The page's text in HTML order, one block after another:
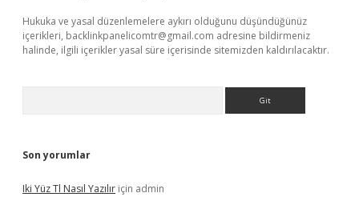
Hukuka ve yasal düzenlemelere aykırı olduğunu düşündüğünüz
içerikleri, backlinkpanelicomtr@gmail.com adresine bildirmeniz
halinde, ilgili içerikler yasal süre içerisinde sitemizden kaldırılacaktır.
Son yorumlar
Iki Yüz Tl Nasıl Yazılır için admin